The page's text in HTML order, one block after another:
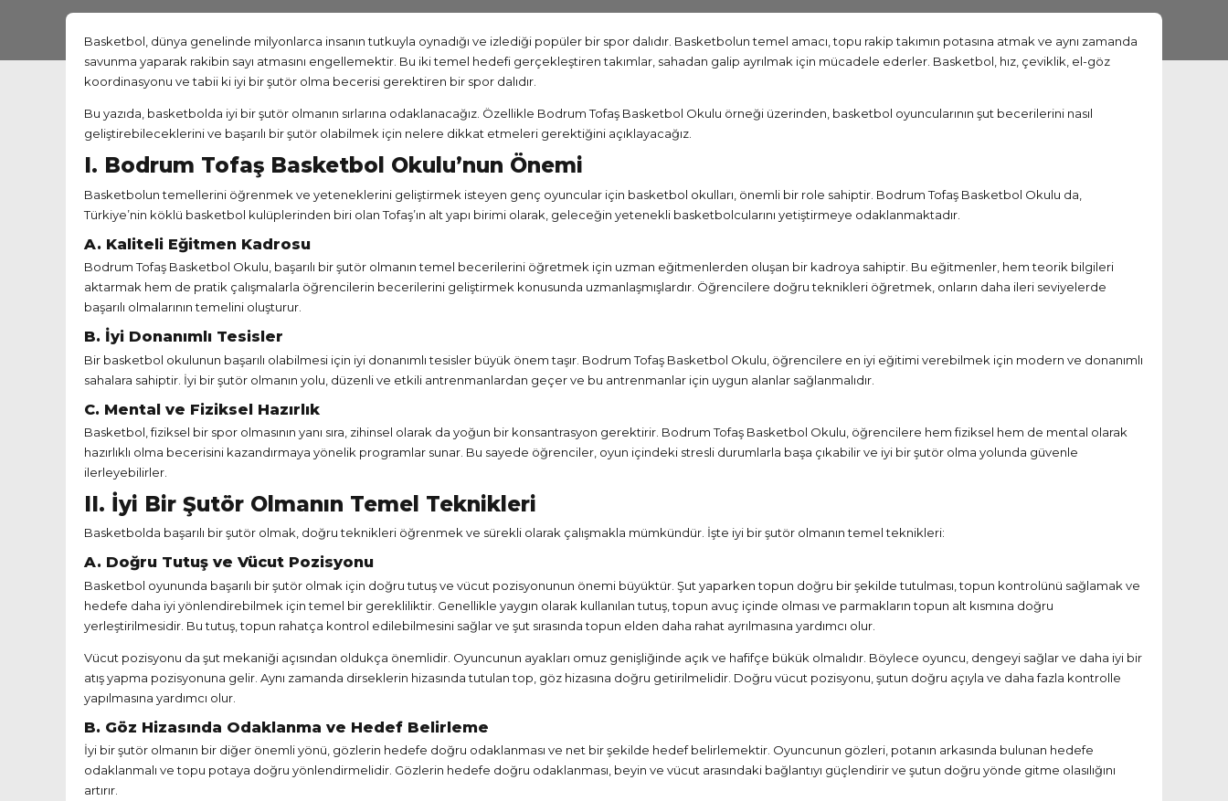
Basketbol, dünya genelinde milyonlarca insanın tutkuyla oynadığı ve izlediği popüler bir spor dalıdır. Basketbolun temel amacı, topu rakip takımın potasına atmak ve aynı zamanda
savunma yaparak rakibin sayı atmasını engellemektir. Bu iki temel hedefi gerçekleştiren takımlar, sahadan galip ayrılmak için mücadele ederler. Basketbol, hız, çeviklik, el-göz
koordinasyonu ve tabii ki iyi bir şutör olma becerisi gerektiren bir spor dalıdır.
Bu yazıda, basketbolda iyi bir şutör olmanın sırlarına odaklanacağız. Özellikle Bodrum Tofaş Basketbol Okulu örneği üzerinden, basketbol oyuncularının şut becerilerini nasıl
geliştirebileceklerini ve başarılı bir şutör olabilmek için nelere dikkat etmeleri gerektiğini açıklayacağız.
I. Bodrum Tofaş Basketbol Okulu’nun Önemi
Basketbolun temellerini öğrenmek ve yeteneklerini geliştirmek isteyen genç oyuncular için basketbol okulları, önemli bir role sahiptir. Bodrum Tofaş Basketbol Okulu da,
Türkiye’nin köklü basketbol kulüplerinden biri olan Tofaş’ın alt yapı birimi olarak, geleceğin yetenekli basketbolcularını yetiştirmeye odaklanmaktadır.
A. Kaliteli Eğitmen Kadrosu
Bodrum Tofaş Basketbol Okulu, başarılı bir şutör olmanın temel becerilerini öğretmek için uzman eğitmenlerden oluşan bir kadroya sahiptir. Bu eğitmenler, hem teorik bilgileri
aktarmak hem de pratik çalışmalarla öğrencilerin becerilerini geliştirmek konusunda uzmanlaşmışlardır. Öğrencilere doğru teknikleri öğretmek, onların daha ileri seviyelerde
başarılı olmalarının temelini oluşturur.
B. İyi Donanımlı Tesisler
Bir basketbol okulunun başarılı olabilmesi için iyi donanımlı tesisler büyük önem taşır. Bodrum Tofaş Basketbol Okulu, öğrencilere en iyi eğitimi verebilmek için modern ve donanımlı
sahalara sahiptir. İyi bir şutör olmanın yolu, düzenli ve etkili antrenmanlardan geçer ve bu antrenmanlar için uygun alanlar sağlanmalıdır.
C. Mental ve Fiziksel Hazırlık
Basketbol, fiziksel bir spor olmasının yanı sıra, zihinsel olarak da yoğun bir konsantrasyon gerektirir. Bodrum Tofaş Basketbol Okulu, öğrencilere hem fiziksel hem de mental olarak
hazırlıklı olma becerisini kazandırmaya yönelik programlar sunar. Bu sayede öğrenciler, oyun içindeki stresli durumlarla başa çıkabilir ve iyi bir şutör olma yolunda güvenle
ilerleyebilirler.
II. İyi Bir Şutör Olmanın Temel Teknikleri
Basketbolda başarılı bir şutör olmak, doğru teknikleri öğrenmek ve sürekli olarak çalışmakla mümkündür. İşte iyi bir şutör olmanın temel teknikleri:
A. Doğru Tutuş ve Vücut Pozisyonu
Basketbol oyununda başarılı bir şutör olmak için doğru tutuş ve vücut pozisyonunun önemi büyüktür. Şut yaparken topun doğru bir şekilde tutulması, topun kontrolünü sağlamak ve
hedefe daha iyi yönlendirebilmek için temel bir gerekliliktir. Genellikle yaygın olarak kullanılan tutuş, topun avuç içinde olması ve parmakların topun alt kısmına doğru
yerleştirilmesidir. Bu tutuş, topun rahatça kontrol edilebilmesini sağlar ve şut sırasında topun elden daha rahat ayrılmasına yardımcı olur.
Vücut pozisyonu da şut mekaniği açısından oldukça önemlidir. Oyuncunun ayakları omuz genişliğinde açık ve hafifçe bükük olmalıdır. Böylece oyuncu, dengeyi sağlar ve daha iyi bir
atış yapma pozisyonuna gelir. Aynı zamanda dirseklerin hizasında tutulan top, göz hizasına doğru getirilmelidir. Doğru vücut pozisyonu, şutun doğru açıyla ve daha fazla kontrolle
yapılmasına yardımcı olur.
B. Göz Hizasında Odaklanma ve Hedef Belirleme
İyi bir şutör olmanın bir diğer önemli yönü, gözlerin hedefe doğru odaklanması ve net bir şekilde hedef belirlemektir. Oyuncunun gözleri, potanın arkasında bulunan hedefe
odaklanmalı ve topu potaya doğru yönlendirmelidir. Gözlerin hedefe doğru odaklanması, beyin ve vücut arasındaki bağlantıyı güçlendirir ve şutun doğru yönde gitme olasılığını
artırır.